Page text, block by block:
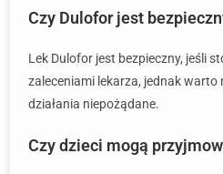
Czy Dulofor jest
Lek Dulofor jest bezpieczny, jeśli
zaleceniami lekarza, jednak
działania niepożądane.
Czy dzieci mogą